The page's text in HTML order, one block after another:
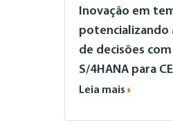
Inovação em
potencializando
de decisões com
S/4HANA para
Leia mais